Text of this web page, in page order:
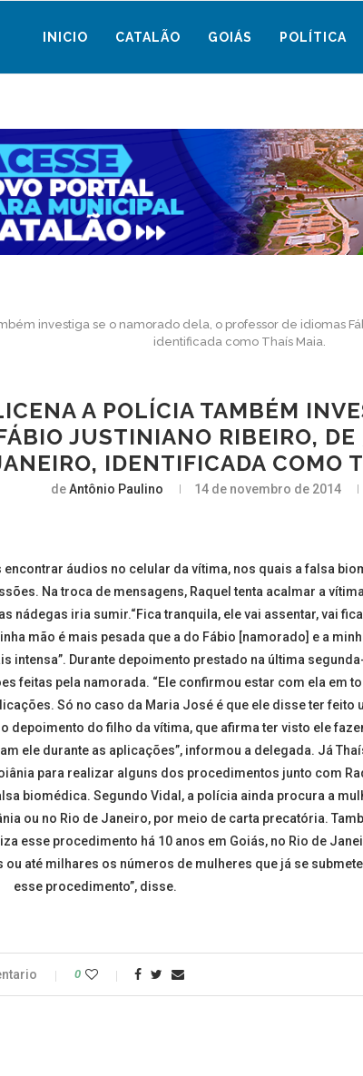
INICIO CATALÃO GOIÁS POLÍTICA
investiga se o namorado dela, o professor de idiomas
identificada como Thaís Maia.
A POLÍCIA TAMBÉM
JUSTINIANO RIBEIRO,
IDENTIFICADA COMO
deAntônio Paulino 14 de novembro de 2014
áudios no celular da vítima, nos quais a falsa
Na troca de mensagens, Raquel tenta acalmar a
nádegas iria sumir.“Fica tranquila, ele vai assentar, vai
mão é mais pesada que a do Fábio [namorado] e a
intensa”. Durante depoimento prestado na última
feitas pela namorada. “Ele confirmou estar com ela em
Só no caso da Maria José é que ele disse ter feito
depoimento do filho da vítima, que afirma ter visto ele
ele durante as aplicações”, informou a delegada. Já
para realizar alguns dos procedimentos junto com
biomédica. Segundo Vidal, a polícia ainda procura a
ou no Rio de Janeiro, por meio de carta precatória.
esse procedimento há 10 anos em Goiás, no Rio de
até milhares os números de mulheres que já se
esse procedimento”, disse.
0